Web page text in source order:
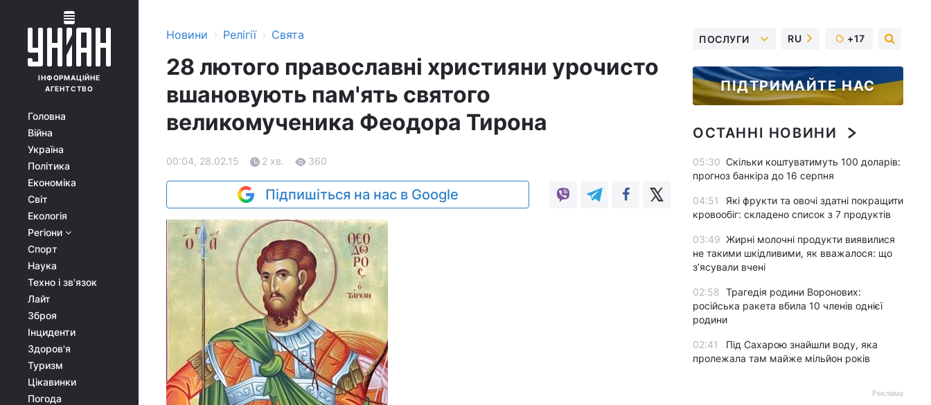
ІНФОРМАЦІЙНЕ
АГЕНТСТВО
Головна
Війна
Україна
Політика
Економіка
Світ
Екологія
Регіони
Спорт
Наука
Техно і зв'язок
Лайт
Зброя
Інциденти
Здоров'я
Туризм
Цікавинки
Погода
Новини › Релігії › Свята
28 лютого православні християни урочисто
вшановують пам'ять святого
великомученика Феодора Тирона
00:04, 28.02.15 2 хв. 360
Підпишіться на нас в Google
ПОСЛУГИ RU +17
ПІДТРИМАЙТЕ НАС
ОСТАННІ НОВИНИ
05:30 Скільки коштуватимуть 100 доларів:
прогноз банкіра до 16 серпня
04:51
Які фрукти та овочі здатні покращити
кровообіг: складено список з 7 продуктів
03:49 Жирні молочні продукти виявилися
не такими шкідливими, як вважалося: що
з’ясували вчені
02:58 Трагедія родини Воронових:
російська ракета вбила 10 членів однієї
родини
02:41
Під Сахарою знайшли воду, яка
пролежала там майже мільйон років
Реклама